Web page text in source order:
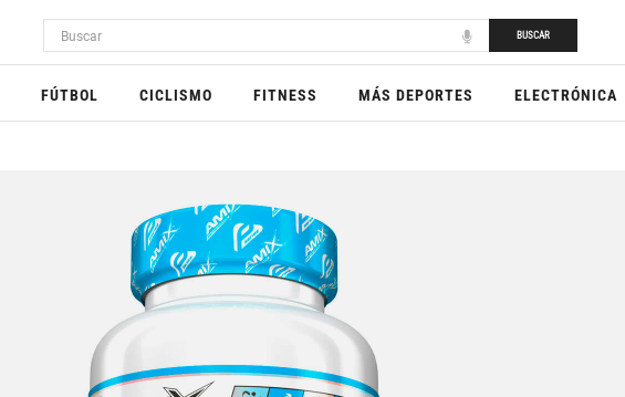
BUSCAR
FÚTBOL CICLISMO FITNESS MÁS DEPORTES ELECTRÓNICA